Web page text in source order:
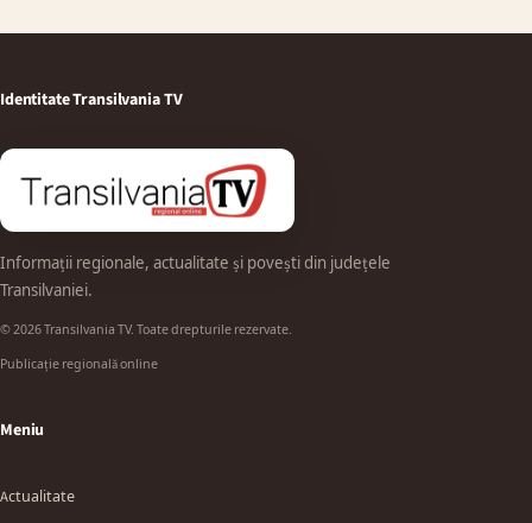
Identitate Transilvania TV
Informații regionale, actualitate și povești din județele
Transilvaniei.
© 2026 Transilvania TV. Toate drepturile rezervate.
Publicație regională online
Meniu
Actualitate